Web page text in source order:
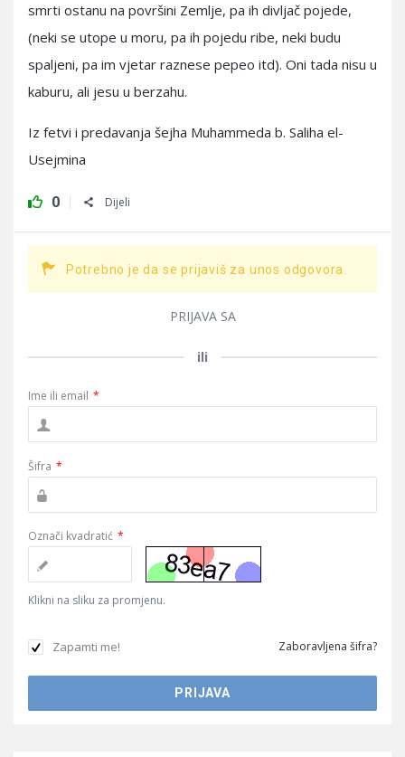
smrti ostanu na površini Zemlje, pa ih divljač pojede,
(neki se utope u moru, pa ih pojedu ribe, neki budu
spaljeni, pa im vjetar raznese pepeo itd). Oni tada nisu u
kaburu, ali jesu u berzahu.
Iz fetvi i predavanja šejha Muhammeda b. Saliha el-
Usejmina
0 Dijeli
Potrebno je da se prijaviš za unos odgovora.
PRIJAVA SA
ili
Ime ili email *
Šifra *
Označi kvadratić *
Klikni na sliku za promjenu.
Zapamti me! Zaboravljena šifra?